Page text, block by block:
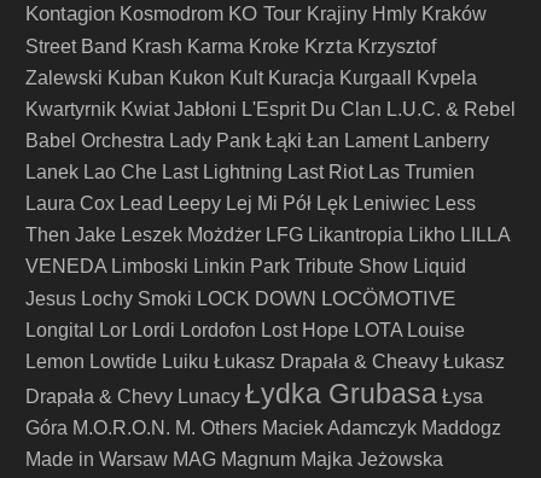
Kontagion Kosmodrom KO Tour Krajiny Hmly Kraków
Street Band Krash Karma Kroke Krzta Krzysztof
Zalewski Kuban Kukon Kult Kuracja Kurgaall
Kvpela
Kwartyrnik Kwiat Jabłoni L'Esprit Du Clan L.U.C. & Rebel
Babel Orchestra Lady Pank Łąki Łan Lament Lanberry
Lanek Lao Che Last Lightning Last Riot Las Trumien
Laura Cox Lead Leepy Lej Mi Pół Lęk Leniwiec Less
Then Jake Leszek Możdżer LFG Likantropia Likho LILLA
VENEDA Limboski Linkin Park Tribute Show Liquid
Jesus Lochy Smoki LOCK DOWN LOCÖMOTIVE
Longital Lor Lordi Lordofon Lost Hope LOTA Louise
Lemon Lowtide Luiku Łukasz Drapała & Cheavy Łukasz
Drapała & Chevy Lunacy Łydka Grubasa Łysa
Góra M.O.R.O.N. M. Others Maciek Adamczyk Maddogz
Made in Warsaw MAG Magnum Majka Jeżowska